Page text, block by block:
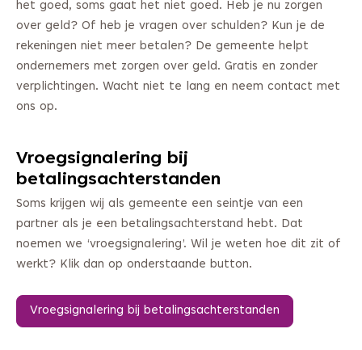
het goed, soms gaat het niet goed. Heb je nu zorgen
over geld? Of heb je vragen over schulden? Kun je de
rekeningen niet meer betalen? De gemeente helpt
ondernemers met zorgen over geld. Gratis en zonder
verplichtingen. Wacht niet te lang en neem contact met
ons op.
Vroegsignalering bij
betalingsachterstanden
Soms krijgen wij als gemeente een seintje van een
partner als je een betalingsachterstand hebt. Dat
noemen we ‘vroegsignalering’. Wil je weten hoe dit zit of
werkt? Klik dan op onderstaande button.
Vroegsignalering bij betalingsachterstanden